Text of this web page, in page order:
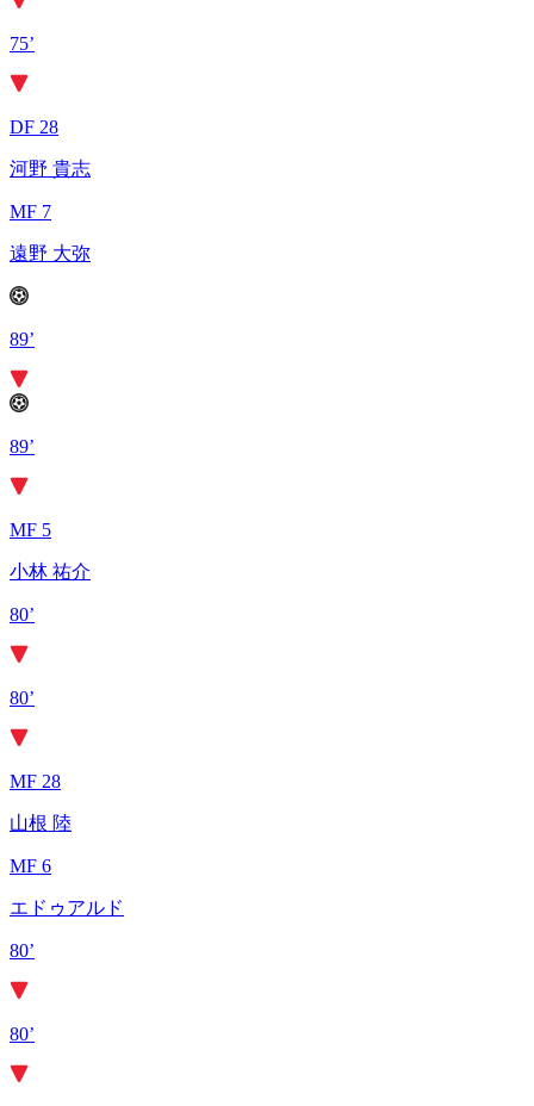
75’
DF 28
河野 貴志
MF 7
遠野 大弥
89’
89’
MF 5
小林 祐介
80’
80’
MF 28
山根 陸
MF 6
エドゥアルド
80’
80’